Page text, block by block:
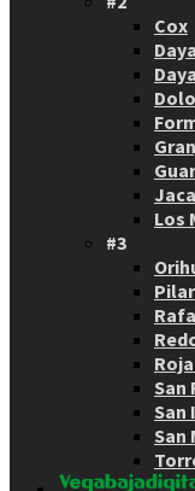
Cox
Los
#3
San
San
San